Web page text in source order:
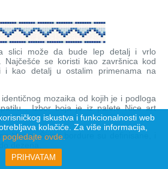
slici može da bude lep detalj i vrlo
Najčešće se koristi kao završnica kod
i kao detalj u ostalim primenama na
mozaika od kojih je i podloga
. Izbor boja je iz palete Nice art
Vama. Širine bordure su definisane, i
iskustva i funkcionalnosti web
kolačiće. Za više informacija,
pogledajte ovde.
PRIHVATAM